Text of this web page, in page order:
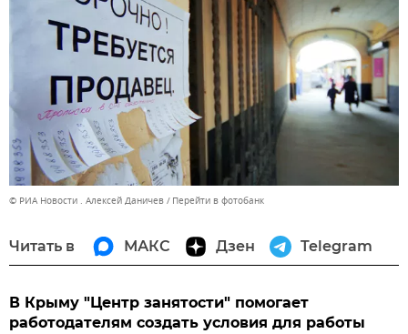
© РИА Новости . Алексей Даничев Перейти в фотобанк
Читать в МАКС Дзен Telegram
В Крыму "Центр занятости" помогает
работодателям создать условия для работы